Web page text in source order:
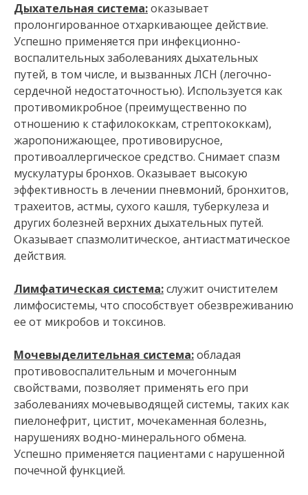
Дыхательная система:оказывает
пролонгированное отхаркивающее действие.
Успешно применяется при инфекционно-
воспалительных заболеваниях дыхательных
путей, в том числе, и вызванных ЛСН (легочно-
сердечной недостаточностью). Используется как
противомикробное (преимущественно по
отношению к стафилококкам, стрептококкам),
жаропонижающее, противовирусное,
противоаллергическое средство. Снимает спазм
мускулатуры бронхов. Оказывает высокую
эффективность в лечении пневмоний, бронхитов,
трахеитов, астмы, сухого кашля, туберкулеза и
других болезней верхних дыхательных путей.
Оказывает спазмолитическое, антиастматическое
действия.
Лимфатическая система:служит очистителем
лимфосистемы, что способствует обезвреживанию
ее от микробов и токсинов.
Мочевыделительная система:обладая
противовоспалительным и мочегонным
свойствами, позволяет применять его при
заболеваниях мочевыводящей системы, таких как
пиелонефрит, цистит, мочекаменная болезнь,
нарушениях водно-минерального обмена.
Успешно применяется пациентами с нарушенной
почечной функцией.